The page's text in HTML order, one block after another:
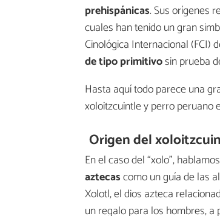
prehispánicas. Sus orígenes
cuales han tenido un gran
Cinológica Internacional (FCI)
de tipo primitivosin prueba
Hasta aquí todo parece una
xoloitzcuintle y perro peruano
Origen del
En el caso del “xolo”,
aztecascomo un guía de las
Xolotl, el dios azteca
un regalo para los hombres,